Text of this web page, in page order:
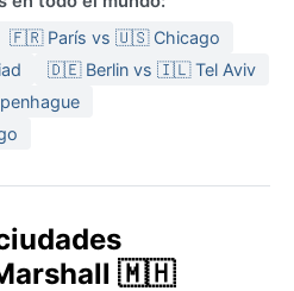
🇫🇷 París vs 🇺🇸 Chicago
🇩🇪 Berlin vs 🇮🇱 Tel Aviv
🇲🇭